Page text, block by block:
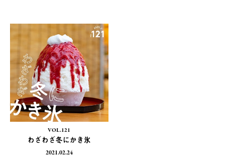
VOL.121
わざわざ冬にかき氷
2021.02.24